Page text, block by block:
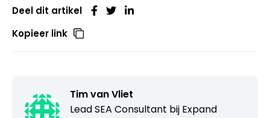
Deel dit artikel
Kopieer link
Tim van Vliet
Lead SEA Consultant bij Expand